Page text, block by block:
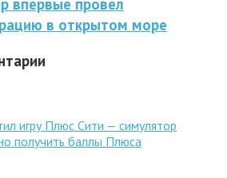
впервые провел
в открытом море
игру Плюс Сити — симулятор
получить баллы Плюса